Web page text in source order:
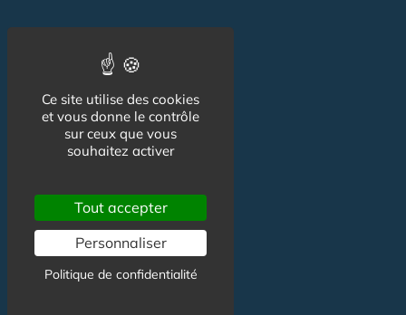
Mentions légales
Contact
Partenariat
Ce site utilise des cookies
et vous donne le contrôle
sur ceux que vous
souhaitez activer
Tout accepter
Personnaliser
Politique de confidentialité